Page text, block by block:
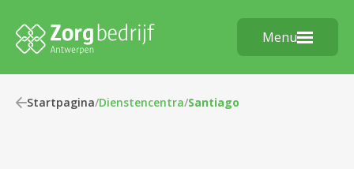
Menu
Startpagina/Dienstencentra/Santiago